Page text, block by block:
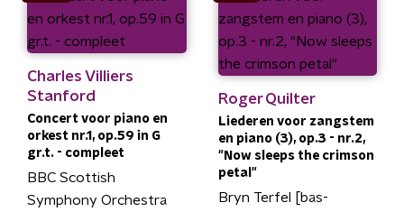
Charles Villiers
Stanford
Concert voor piano en
orkest nr.1, op.59 in G
gr.t. - compleet
BBC Scottish
Symphony Orchestra
Roger Quilter
Liederen voor zangstem
en piano (3), op.3 - nr.2,
"Now sleeps the crimson
petal"
Bryn Terfel [bas-